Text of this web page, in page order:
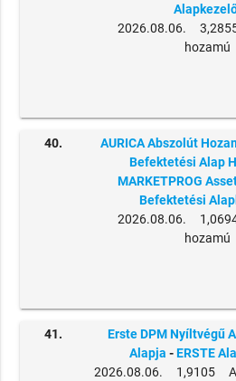
2026.08.06.
40.
AURICA Abszolút
Befektetési Alap
MARKETPROG
Befektetési
2026.08.06.
41.
Erste DPM Nyíltvégű
Alapja -ERSTE
2026.08.06. 1,9105